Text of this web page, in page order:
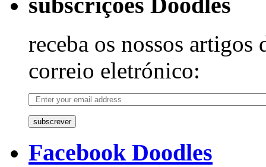
receba os nossos artigos
correio eletrónico:
subscrever
Facebook Doodles